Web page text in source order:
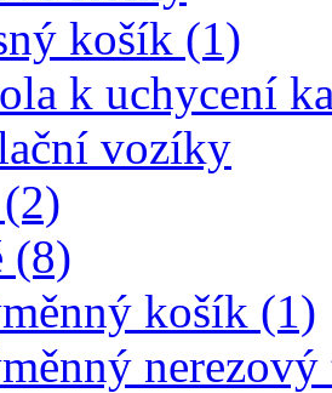
košík (1)
k uchycení
vozíky
(8)
košík (1)
nerezový